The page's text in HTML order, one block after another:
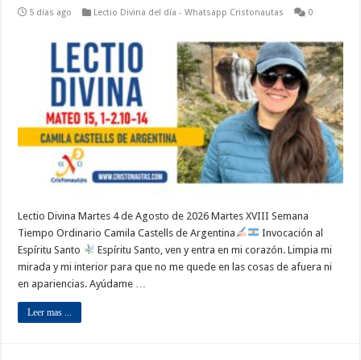
5 días ago Lectio Divina del día - Whatsapp Cristonautas 0
Lectio Divina Martes 4 de Agosto de 2026 Martes XVIII Semana
Tiempo Ordinario Camila Castells de Argentina
Invocación al
Espíritu Santo
Espíritu Santo, ven y entra en mi corazón. Limpia mi
mirada y mi interior para que no me quede en las cosas de afuera ni
en apariencias. Ayúdame …
Leer mas ...